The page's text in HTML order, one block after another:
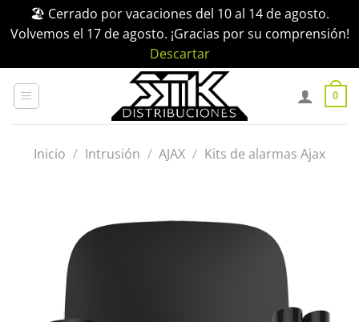
🏖️ Cerrado por vacaciones del 10 al 14 de agosto.
Volvemos el 17 de agosto. ¡Gracias por su comprensión!
Descartar
0
Inicio / Intrusión / AJAX / Kits de alarmas Ajax